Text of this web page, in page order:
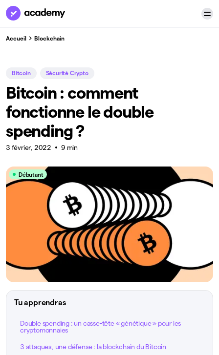
Accueil Blockchain
Bitcoin Sécurité Crypto
Bitcoin : comment
fonctionne le double
spending ?
3 février, 2022 9 min
Débutant
Tu apprendras
Double spending : un casse-tête « génétique » pour les
cryptomonnaies
3 attaques, une défense : la blockchain du Bitcoin